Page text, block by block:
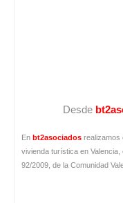
Desde
En bt2asociados realizamos
vivienda turística en
92/2009, de la Comunidad